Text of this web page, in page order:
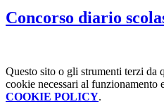
Concorso diario
Questo sito o gli strumenti terzi da
cookie necessari al
COOKIE POLICY.